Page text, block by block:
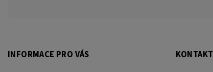
INFORMACE PRO VÁS KONTAKT